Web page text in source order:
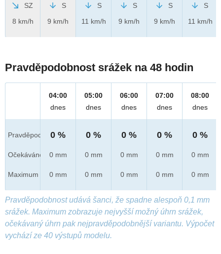
SZ
8 km/h
S
9 km/h
S
11 km/h
S
9 km/h
S
9 km/h
S
11 km/h
Pravděpodobnost srážek na 48 hodin
Pravděpod.
Očekáváno
Maximum
04:00
dnes
0 %
0 mm
0 mm
05:00
dnes
0 %
0 mm
0 mm
06:00
dnes
0 %
0 mm
0 mm
07:00
dnes
0 %
0 mm
0 mm
08:00
dnes
0 %
0 mm
0 mm
Pravděpodobnost udává šanci, že spadne alespoň 0,1 mm
srážek. Maximum zobrazuje nejvyšší možný úhrn srážek,
očekávaný úhrn pak nejpravděpodobnější variantu. Výpočet
vychází ze 40 výstupů modelu.